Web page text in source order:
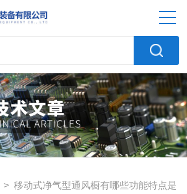
> 移动式净气型通风橱有哪些功能特点是